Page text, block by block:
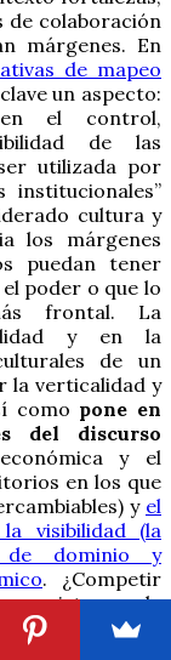
de colaboración
márgenes. En
de mapeo
un aspecto:
el control,
de las
utilizada por
cultura y
los márgenes
puedan tener
poder o que lo
frontal. La
y en la
de un
la verticalidad y
como pone en
del discurso
y el
en los que
y el
visibilidad (la
de dominio y
. ¿Competir
ecosistemas de